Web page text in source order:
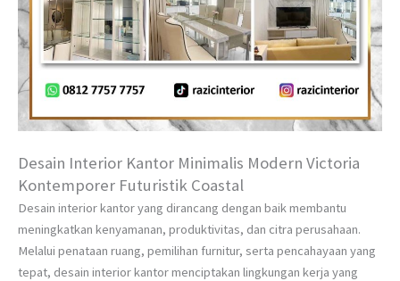
Desain Interior Kantor Minimalis Modern Victoria
Kontemporer Futuristik Coastal
Desain interior kantor yang dirancang dengan baik membantu
meningkatkan kenyamanan, produktivitas, dan citra perusahaan.
Melalui penataan ruang, pemilihan furnitur, serta pencahayaan yang
tepat, desain interior kantor menciptakan lingkungan kerja yang